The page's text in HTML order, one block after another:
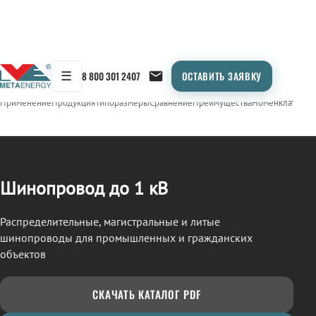
☰ 8 800 301 2407 ОСТАВИТЬ ЗАЯВКУ
← Продукция/ШИНОПРОВОД
ПрименениеПродукцияТипоразмерыСравнениеПреимуществаНоменклатура
Шинопровод до 1 кВ
Распределительные, магистральные и литые
шинопроводы для промышленных и гражданских
объектов
СКАЧАТЬ КАТАЛОГ PDF